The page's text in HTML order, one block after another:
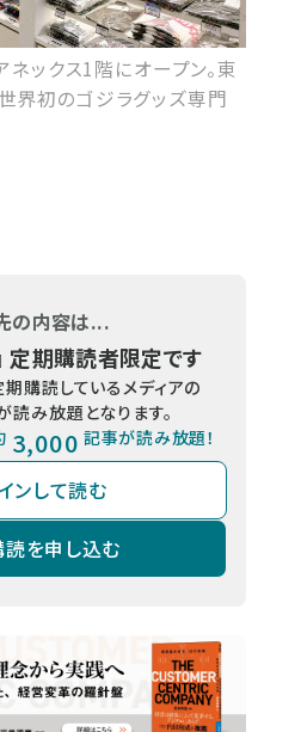
ックス1階にオープン。東
界初のゴジラグッズ専門
の内容は...
定期購読者限定です
期購読しているメディアの
読み放題となります。
3,000 記事が読み放題！
ンして読む
を申し込む